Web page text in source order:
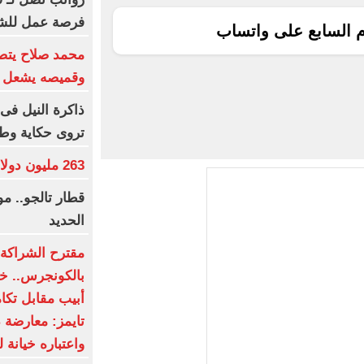
السابع على واتساب فرصة عمل
محمد صلاح
وقميصه يشعل
ذاكرة النيل
تروى حكاية
263 مليون دولار عالميا لفيلم Moana
قطار تالجو..
الحديد
مقترح الشراكة
بالكونجرس..
أبيب مقابل
تايمز: معارضة
واعتباره خيانة